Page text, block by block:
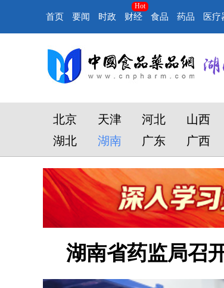
首页 要闻 时政 财经
Hot
食品 药品 医疗
北京 天津 河北 山西
湖北
湖南 广东 广西
湖南省药监局召